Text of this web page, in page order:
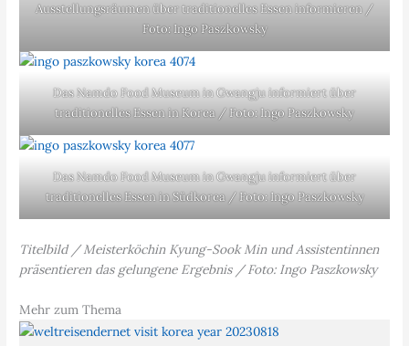
Ausstellungsräumen über traditionelles Essen informieren /
Foto: Ingo Paszkowsky
Das Namdo Food Museum in Gwangju informiert über
traditionelles Essen in Korea / Foto: Ingo Paszkowsky
Das Namdo Food Museum in Gwangju informiert über
traditionelles Essen in Südkorea / Foto: Ingo Paszkowsky
Titelbild / Meisterköchin Kyung-Sook Min und Assistentinnen
präsentieren das gelungene Ergebnis / Foto: Ingo Paszkowsky
Mehr zum Thema